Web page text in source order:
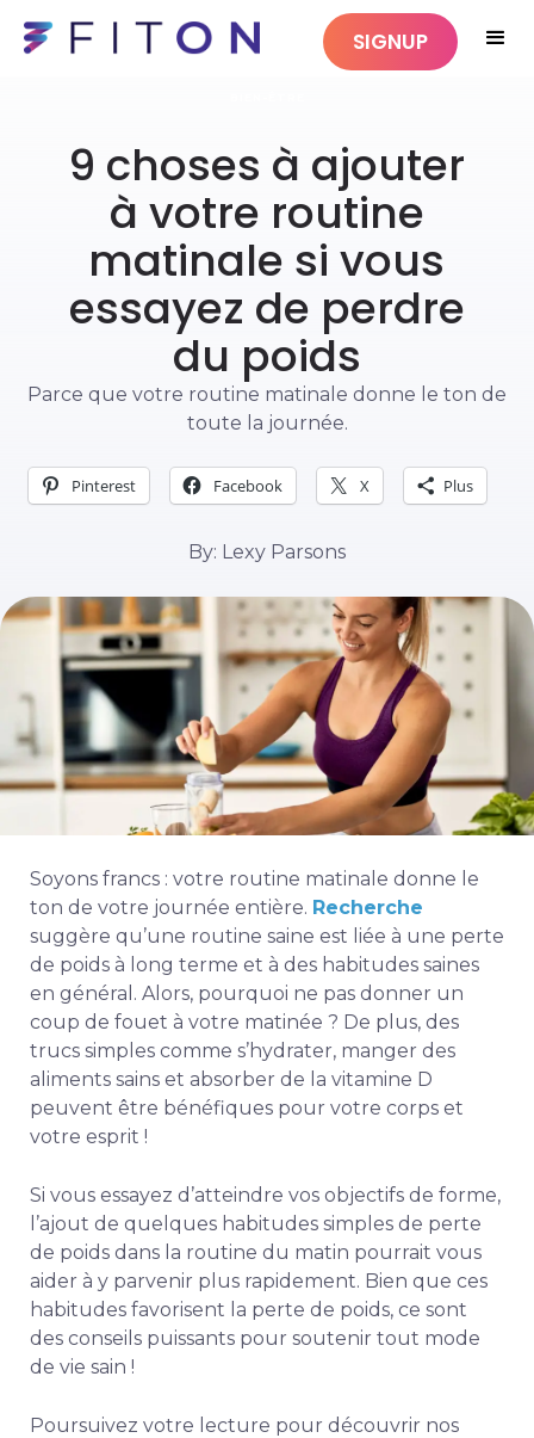
SIGNUP
9 choses à ajouter
à votre routine
matinale si vous
essayez de perdre
du poids
Parce que votre routine matinale donne le ton de
toute la journée.
Pinterest Facebook X Plus
By: Lexy Parsons
Soyons francs : votre routine matinale donne le
ton de votre journée entière. Recherche
suggère qu’une routine saine est liée à une perte
de poids à long terme et à des habitudes saines
en général. Alors, pourquoi ne pas donner un
coup de fouet à votre matinée ? De plus, des
trucs simples comme s’hydrater, manger des
aliments sains et absorber de la vitamine D
peuvent être bénéfiques pour votre corps et
votre esprit !
Si vous essayez d’atteindre vos objectifs de forme,
l’ajout de quelques habitudes simples de perte
de poids dans la routine du matin pourrait vous
aider à y parvenir plus rapidement. Bien que ces
habitudes favorisent la perte de poids, ce sont
des conseils puissants pour soutenir tout mode
de vie sain !
Poursuivez votre lecture pour découvrir nos